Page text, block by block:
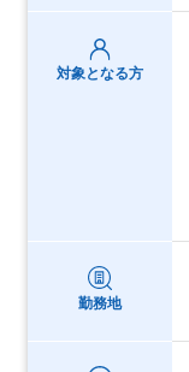
対象となる方
勤務地